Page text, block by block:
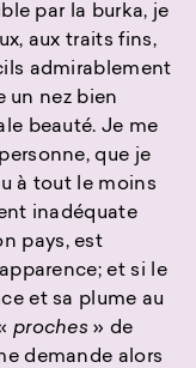
par la burka, je
aux traits fins,
admirablement
un nez bien
beauté. Je me
que je
à tout le moins
inadéquate
pays, est
et si le
et sa plume au
proches » de
demande alors